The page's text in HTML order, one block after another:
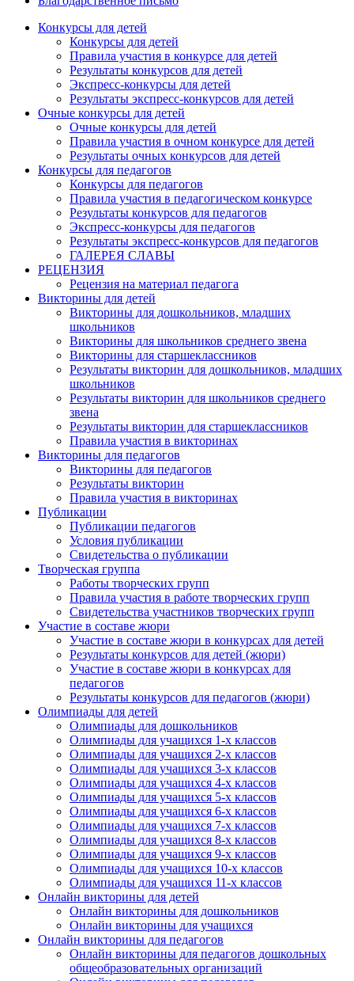
Конкурсы для детей
Конкурсы для детей
Правила участия в конкурсе для детей
Результаты конкурсов для детей
Экспресс-конкурсы для детей
Результаты экспресс-конкурсов для детей
Очные конкурсы для детей
Очные конкурсы для детей
Правила участия в очном конкурсе для детей
Результаты очных конкурсов для детей
Конкурсы для педагогов
Конкурсы для педагогов
Правила участия в педагогическом конкурсе
Результаты конкурсов для педагогов
Экспресс-конкурсы для педагогов
Результаты экспресс-конкурсов для педагогов
ГАЛЕРЕЯ СЛАВЫ
РЕЦЕНЗИЯ
Рецензия на материал педагога
Викторины для детей
Викторины для дошкольников, младших
школьников
Викторины для школьников среднего звена
Викторины для старшеклассников
Результаты викторин для дошкольников, младших
школьников
Результаты викторин для школьников среднего
звена
Результаты викторин для старшеклассников
Правила участия в викторинах
Викторины для педагогов
Викторины для педагогов
Результаты викторин
Правила участия в викторинах
Публикации
Публикации педагогов
Условия публикации
Свидетельства о публикации
Творческая группа
Работы творческих групп
Правила участия в работе творческих групп
Свидетельства участников творческих групп
Участие в составе жюри
Участие в составе жюри в конкурсах для детей
Результаты конкурсов для детей (жюри)
Участие в составе жюри в конкурсах для
педагогов
Результаты конкурсов для педагогов (жюри)
Олимпиады для детей
Олимпиады для дошкольников
Олимпиады для учащихся 1-х классов
Олимпиады для учащихся 2-х классов
Олимпиады для учащихся 3-х классов
Олимпиады для учащихся 4-х классов
Олимпиады для учащихся 5-х классов
Олимпиады для учащихся 6-х классов
Олимпиады для учащихся 7-х классов
Олимпиады для учащихся 8-х классов
Олимпиады для учащихся 9-х классов
Олимпиады для учащихся 10-х классов
Олимпиады для учащихся 11-х классов
Онлайн викторины для детей
Онлайн викторины для дошкольников
Онлайн викторины для учащихся
Онлайн викторины для педагогов
Онлайн викторины для педагогов дошкольных
общеобразовательных организаций
Анонсы конкурсов
Подпишитесь на анонсы сегодня и узнавайте
первыми о самом важном.
Организация
Подписаться
Нажимая на кнопку, вы даете согласие на обработку своих
персональных данных согласно 152-ФЗ.Подробнее